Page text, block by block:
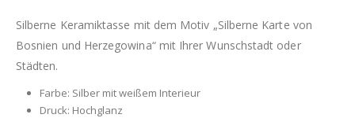
Silberne Keramiktasse mit dem Motiv „Silberne Karte von
Bosnien und Herzegowina“ mit Ihrer Wunschstadt oder
Städten.
Farbe: Silber mit weißem Interieur
Druck: Hochglanz